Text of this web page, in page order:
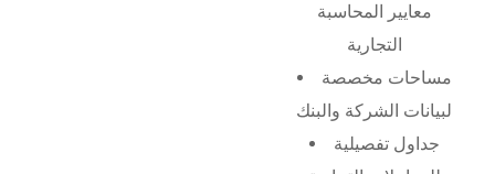
معايير المحاسبة
التجارية
مساحات مخصصة
لبيانات الشركة والبنك
جداول تفصيلية